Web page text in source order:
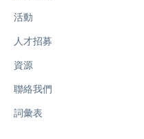
活動
人才招募
資源
聯絡我們
詞彙表